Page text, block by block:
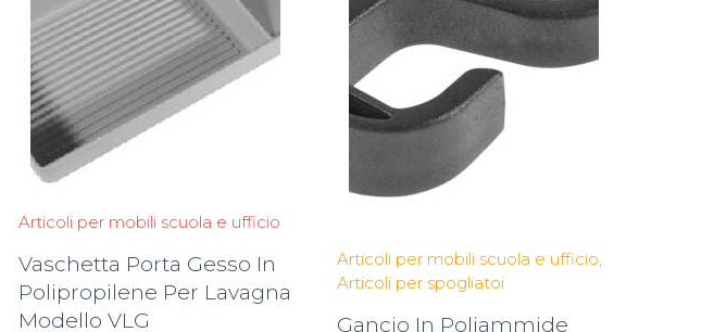
Articoli per mobili scuola e ufficio
Vaschetta Porta Gesso In
Polipropilene Per Lavagna
Modello VLG
Articoli per mobili scuola e ufficio
Articoli per spogliatoi
Gancio In Poliammide